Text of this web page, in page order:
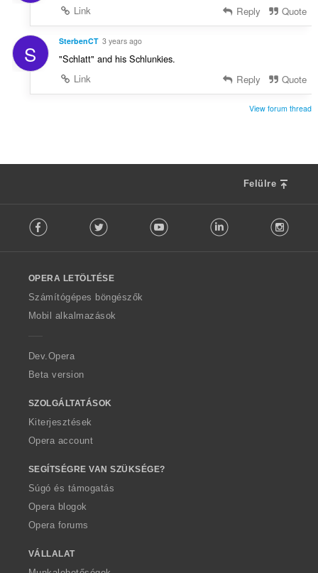
Link
Reply Quote
S SterbenCT 3 years ago
"Schlatt" and his Schlunkies.
Link
Reply Quote
View forum thread
Felülre
o
w
O
p
a
Facebook Twitter Youtube LinkedIn
OPERA LETÖLTÉSE
Számítógépes böngészők
Mobil alkalmazások
Dev.Opera
Beta version
SZOLGÁLTATÁSOK
Kiterjesztések
Opera account
SEGÍTSÉGRE VAN SZÜKSÉGE?
Súgó és támogatás
Opera blogok
Opera forums
VÁLLALAT